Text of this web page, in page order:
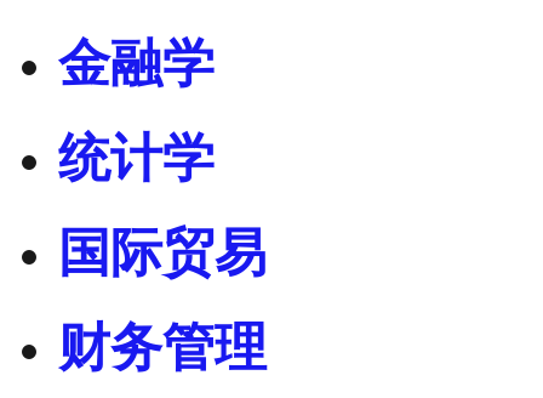
金融学
统计学
国际贸易
财务管理